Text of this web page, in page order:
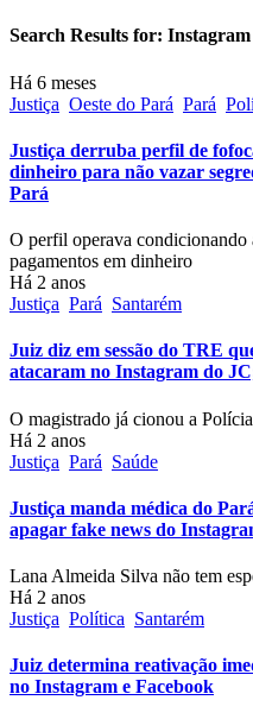
Search Results for: Instagram
Há 6 meses
Justiça Oeste do Pará Pará
Justiça derruba perfil de
dinheiro para não vazar
Pará
O perfil operava condicionando
pagamentos em dinheiro
Há 2 anos
Justiça Pará Santarém
Juiz diz em sessão do TRE
atacaram no Instagram do
O magistrado já cionou a
Há 2 anos
Justiça Pará Saúde
Justiça manda médica do
apagar fake news do
Lana Almeida Silva não tem
Há 2 anos
Justiça Política Santarém
Juiz determina reativação
no Instagram e Facebook